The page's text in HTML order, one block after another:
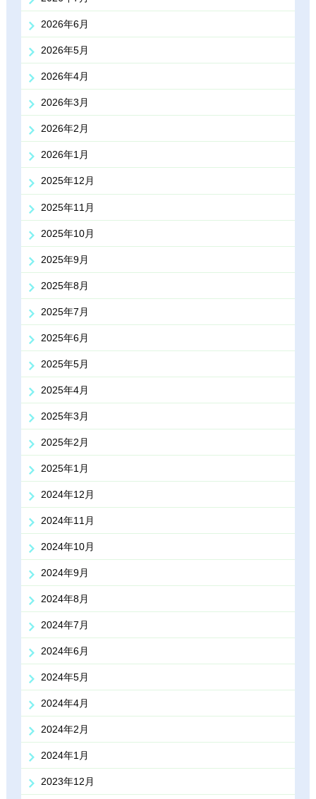
2026年6月
2026年5月
2026年4月
2026年3月
2026年2月
2026年1月
2025年12月
2025年11月
2025年10月
2025年9月
2025年8月
2025年7月
2025年6月
2025年5月
2025年4月
2025年3月
2025年2月
2025年1月
2024年12月
2024年11月
2024年10月
2024年9月
2024年8月
2024年7月
2024年6月
2024年5月
2024年4月
2024年2月
2024年1月
2023年12月